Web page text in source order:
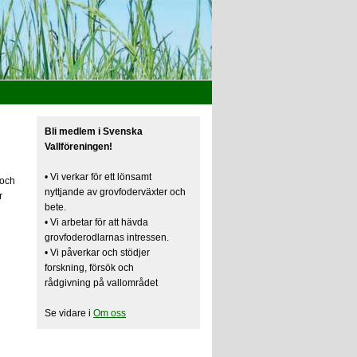
Bli medlem i Svenska
Vallföreningen!
• Vi verkar för ett lönsamt
nyttjande av grovfoderväxter och
bete.
• Vi arbetar för att hävda
grovfoderodlarnas intressen.
• Vi påverkar och stödjer
forskning, försök och
rådgivning på vallområdet
Se vidare i Om oss